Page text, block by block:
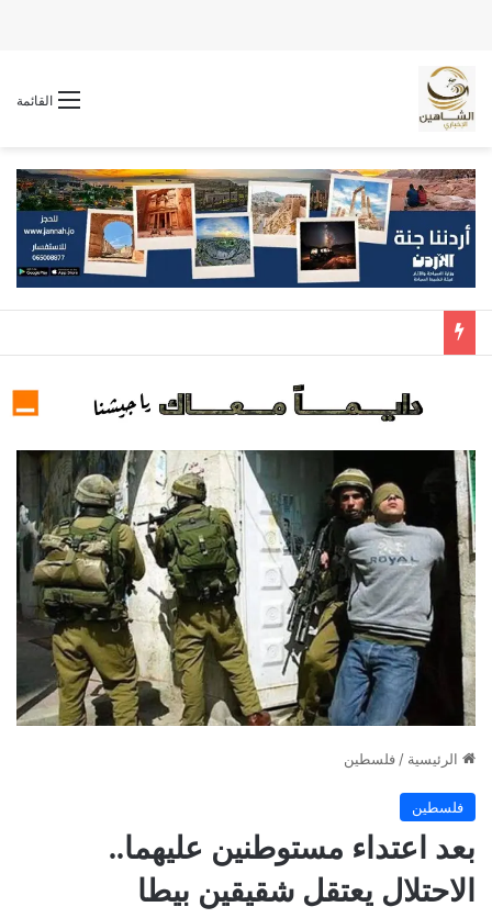
القائمة
الرئيسية /فلسطين
فلسطين
بعد اعتداء مستوطنين عليهما..
الاحتلال يعتقل شقيقين بيطا